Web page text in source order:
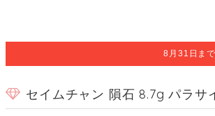
8月31日ま
セイムチャン 隕石 8.7g パラ